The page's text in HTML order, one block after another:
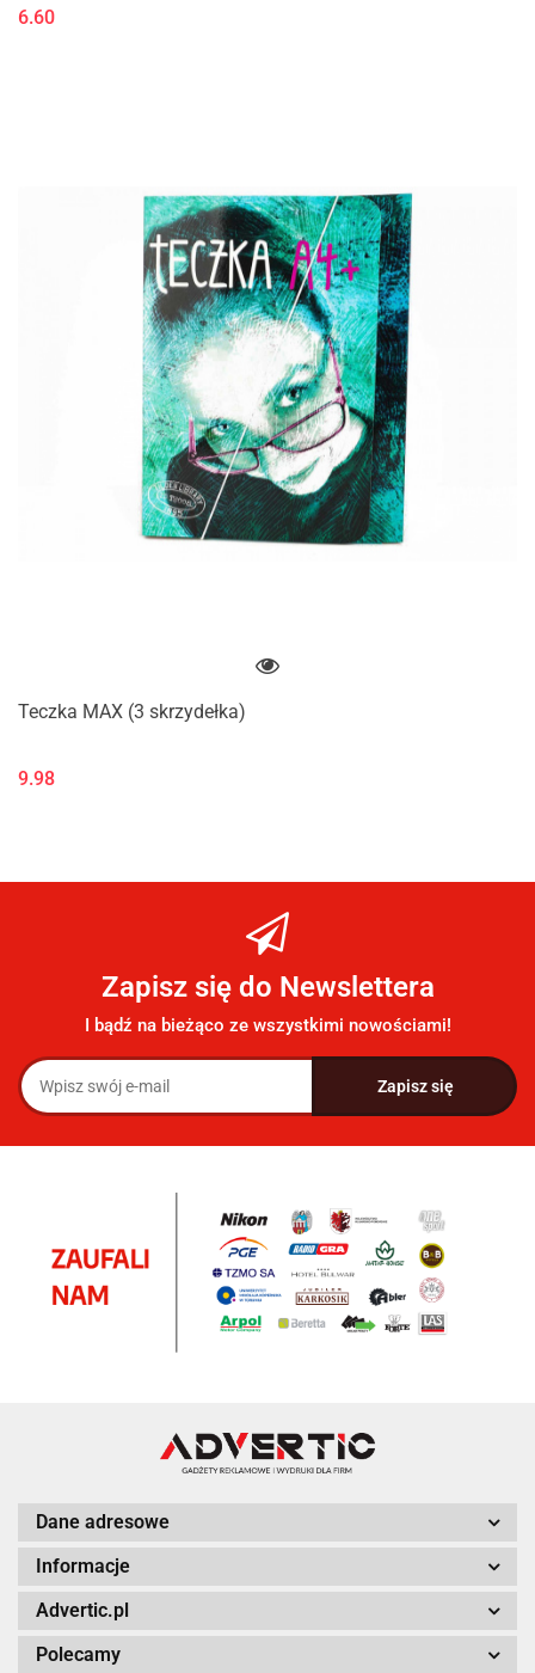
6.60
Teczka MAX (3 skrzydełka)
9.98
Zapisz się do Newslettera
I bądź na bieżąco ze wszystkimi nowościami!
Dane adresowe
Informacje
Advertic.pl
Polecamy